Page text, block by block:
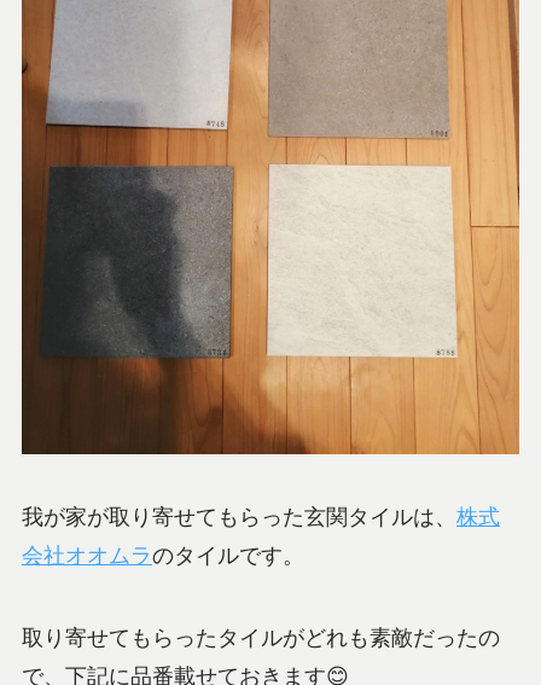
我が家が取り寄せてもらった玄関タイルは、 株式
会社オオムラのタイルです。
取り寄せてもらったタイルがどれも素敵だったの
で、下記に品番載せておきます😊